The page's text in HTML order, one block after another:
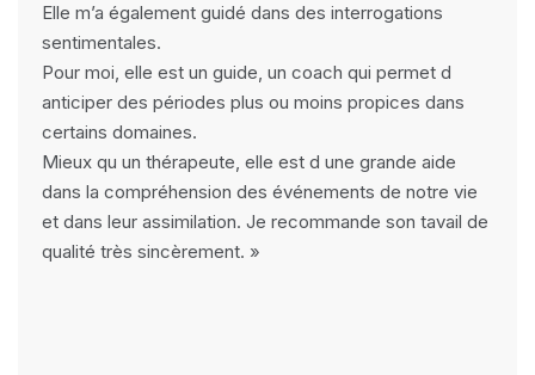
Elle m’a également guidé dans des interrogations
sentimentales.
Pour moi, elle est un guide, un coach qui permet d
anticiper des périodes plus ou moins propices dans
certains domaines.
Mieux qu un thérapeute, elle est d une grande aide
dans la compréhension des événements de notre vie
et dans leur assimilation. Je recommande son tavail de
qualité très sincèrement. »